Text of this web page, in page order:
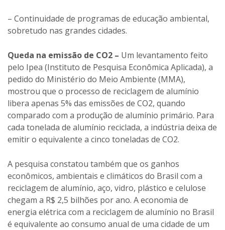
libera apenas 5% das emissões de CO2, quando
comparado com a produção de alumínio primário. Para
emitir o equivalente a cinco toneladas de CO2.
A pesquisa constatou também que os ganhos
econômicos, ambientais e climáticos do Brasil com a
reciclagem de alumínio, aço, vidro, plástico e celulose
chegam a R$ 2,5 bilhões por ano. A economia de
energia elétrica com a reciclagem de alumínio no Brasil
é equivalente ao consumo anual de uma cidade de um
país economiza por ano com a implantação do horário
de verão. Com a reciclagem da lata evita-se ainda a
extração anual de 830 mil toneladas de bauxita, minério
do qual se obtém o alumínio. Cada tonelada de lata
reciclada substitui de quatro a cinco toneladas de
bauxita.